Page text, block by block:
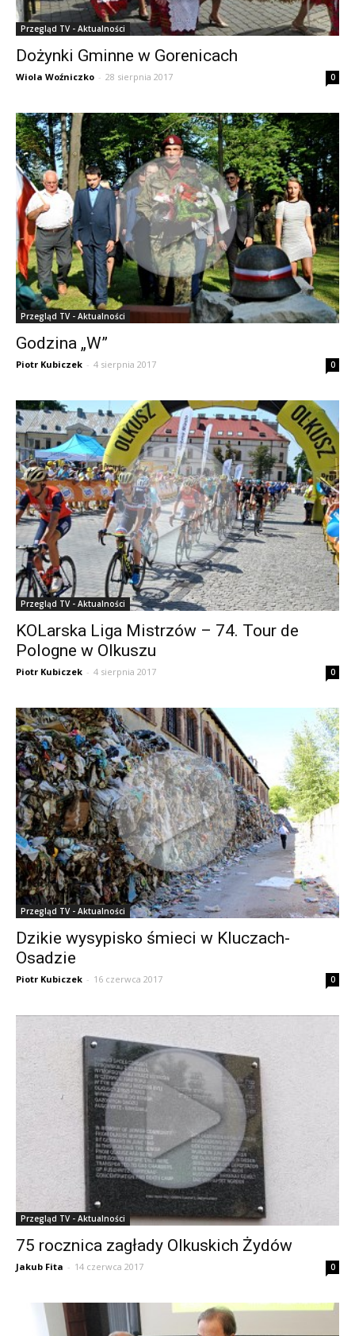
Przegląd TV - Aktualności
Dożynki Gminne w Gorenicach
Wiola Woźniczko - 28 sierpnia 2017 0
Przegląd TV - Aktualności
Godzina „W”
Piotr Kubiczek - 4 sierpnia 2017 0
Przegląd TV - Aktualności
KOLarska Liga Mistrzów – 74. Tour de
Pologne w Olkuszu
Piotr Kubiczek - 4 sierpnia 2017 0
Przegląd TV - Aktualności
Dzikie wysypisko śmieci w Kluczach-
Osadzie
Piotr Kubiczek - 16 czerwca 2017 0
Przegląd TV - Aktualności
75 rocznica zagłady Olkuskich Żydów
Jakub Fita - 14 czerwca 2017 0